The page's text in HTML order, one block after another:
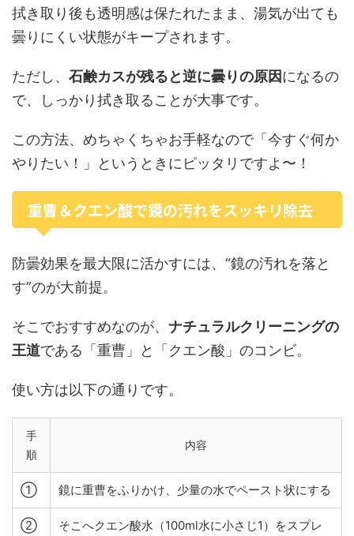
拭き取り後も透明感は保たれたまま、湯気が出ても
曇りにくい状態がキープされます。
ただし、 石鹸カスが残ると逆に曇りの原因になるの
で、しっかり拭き取ることが大事です。
この方法、めちゃくちゃお手軽なので「今すぐ何か
やりたい！」というときにピッタリですよ〜！
重曹＆クエン酸で鏡の汚れをスッキリ除去
防曇効果を最大限に活かすには、“鏡の汚れを落と
す”のが大前提。
そこでおすすめなのが、 ナチュラルクリーニングの
王道である「重曹」と「クエン酸」のコンビ。
使い方は以下の通りです。
手
順
内容
① 鏡に重曹をふりかけ、少量の水でペースト状にする
②
そこへクエン酸水（100ml水に小さじ1）をスプレ